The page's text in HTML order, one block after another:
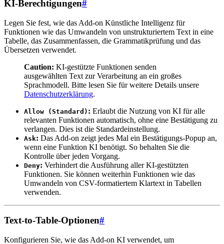
KI-Berechtigungen#
Legen Sie fest, wie das Add-on Künstliche Intelligenz für
Funktionen wie das Umwandeln von unstrukturiertem Text in eine
Tabelle, das Zusammenfassen, die Grammatikprüfung und das
Übersetzen verwendet.
Caution: KI-gestützte Funktionen senden
ausgewählten Text zur Verarbeitung an ein großes
Sprachmodell. Bitte lesen Sie für weitere Details unsere
Datenschutzerklärung.
Allow (Standard) : Erlaubt die Nutzung von KI für alle
relevanten Funktionen automatisch, ohne eine Bestätigung zu
verlangen. Dies ist die Standardeinstellung.
Ask: Das Add-on zeigt jedes Mal ein Bestätigungs-Popup an,
wenn eine Funktion KI benötigt. So behalten Sie die
Kontrolle über jeden Vorgang.
Deny: Verhindert die Ausführung aller KI-gestützten
Funktionen. Sie können weiterhin Funktionen wie das
Umwandeln von CSV-formatiertem Klartext in Tabellen
verwenden.
Text-to-Table-Optionen#
Konfigurieren Sie, wie das Add-on KI verwendet, um